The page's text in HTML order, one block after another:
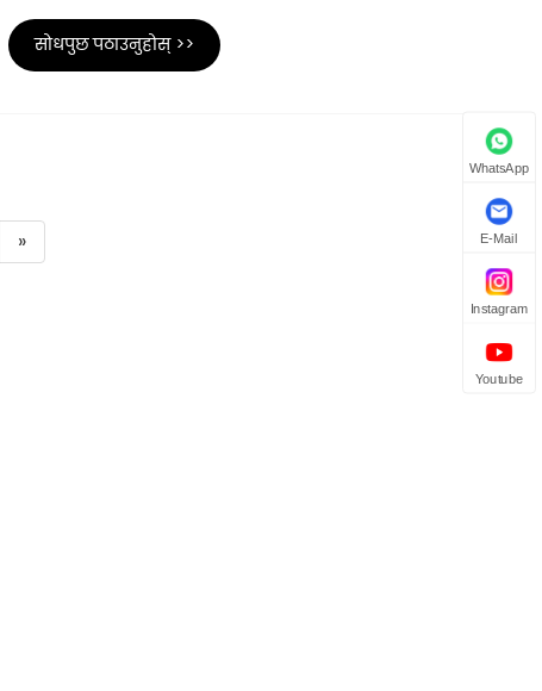
सोधपुछ पठाउनुहोस् >>
»
WhatsApp
E-Mail
Instagram
Youtube